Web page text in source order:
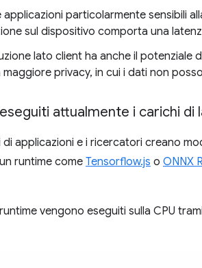
applicazioni particolarmente sensibili
sul dispositivo comporta una
lato client ha anche il potenziale
privacy, in cui i dati non
attualmente i carichi di
applicazioni e i ricercatori creano
runtime come Tensorflow.js o ONNX
vengono eseguiti sulla CPU